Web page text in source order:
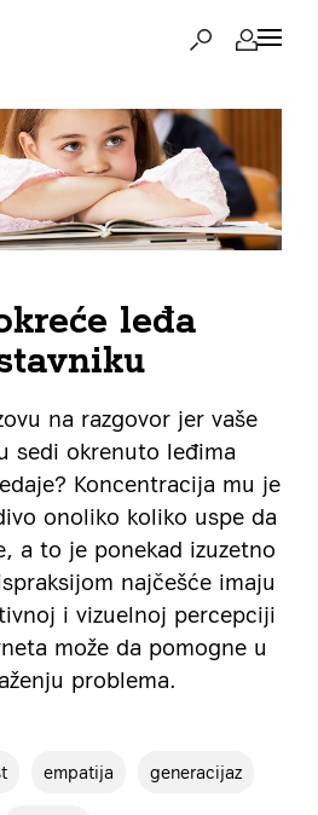
leđa
na razgovor jer vaše
sedi okrenuto leđima
Koncentracija mu je
onoliko koliko uspe da
a to je ponekad izuzetno
najčešće imaju
i vizuelnoj percepciji
može da pomogne u
problema.
empatija generacijaz